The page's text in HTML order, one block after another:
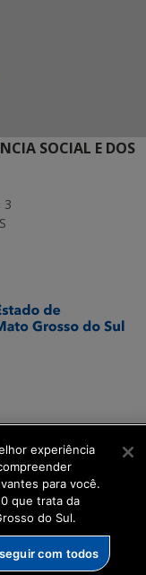
SOCIAL E DOS
3
experiência
para você.
que trata da
do Sul.
com todos